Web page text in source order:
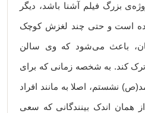
بزرگ فیلم آشنا باشد، دیگر
است و حتی چند لغزش کوچک
باعث می‌شود که وی سالن
کند. به شخصه زمانی که برای
نشستم، اصلا به مانند افراد
از همان اندک بینندگانی که سعی